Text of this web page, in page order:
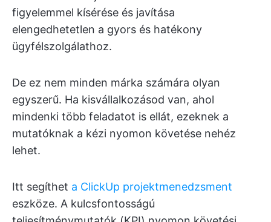
figyelemmel kísérése és javítása
elengedhetetlen a gyors és hatékony
ügyfélszolgálathoz.
De ez nem minden márka számára olyan
egyszerű. Ha kisvállalkozásod van, ahol
mindenki több feladatot is ellát, ezeknek a
mutatóknak a kézi nyomon követése nehéz
lehet.
Itt segíthet a ClickUp projektmenedzsment
eszköze. A kulcsfontosságú